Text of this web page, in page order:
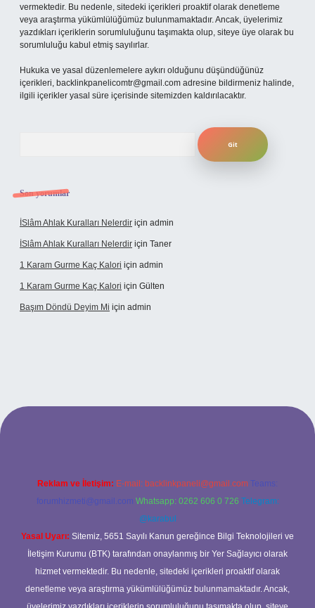
vermektedir. Bu nedenle, sitedeki içerikleri proaktif olarak denetleme
veya araştırma yükümlülüğümüz bulunmamaktadır. Ancak, üyelerimiz
yazdıkları içeriklerin sorumluluğunu taşımakta olup, siteye üye olarak bu
sorumluluğu kabul etmiş sayılırlar.
Hukuka ve yasal düzenlemelere aykırı olduğunu düşündüğünüz
içerikleri, backlinkpanelicomtr@gmail.com adresine bildirmeniz halinde,
ilgili içerikler yasal süre içerisinde sitemizden kaldırılacaktır.
Son yorumlar
İSlâm Ahlak Kuralları Nelerdir için admin
İSlâm Ahlak Kuralları Nelerdir için Taner
1 Karam Gurme Kaç Kalori için admin
1 Karam Gurme Kaç Kalori için Gülten
Başım Döndü Deyim Mi için admin
Reklam ve İletişim: E-mail: backlinkpaneli@gmail.com Teams:
forumhizmeti@gmail.com Whatsapp: 0262 606 0 726 Telegram:
@karabul
Yasal Uyarı: Sitemiz, 5651 Sayılı Kanun gereğince Bilgi Teknolojileri ve
İletişim Kurumu (BTK) tarafından onaylanmış bir Yer Sağlayıcı olarak
hizmet vermektedir. Bu nedenle, sitedeki içerikleri proaktif olarak
denetleme veya araştırma yükümlülüğümüz bulunmamaktadır. Ancak,